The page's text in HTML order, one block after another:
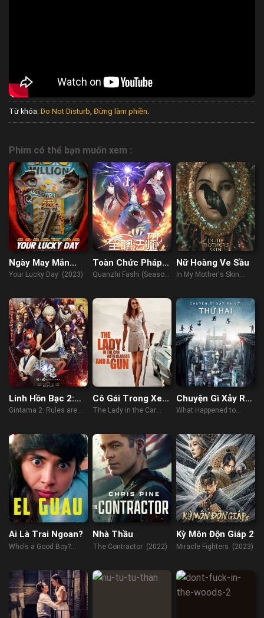
Từ khóa: Do Not Disturb, Đừng làm phiền.
Phim có thể bạn muốn xem :
Ngày May Mắn
Của Bạn
Your Lucky Day (2023)
Toàn Chức Pháp
Sư (Phần 3)
Quanzhi Fashi (Season
Nữ Hoàng Ve Sầu
In My Mother's Skin
Linh Hồn Bạc 2:
Luật Lệ Đặt Ra Là
Gintama 2: Rules are
(2018)
Cô Gái Trong Xe
Đeo Kính Với Khẩu
The Lady in the Car
(2015)
Chuyện Gì Xảy Ra
Với Thứ Hai
What Happened to
Ai Là Trai Ngoan?
Who's a Good Boy?
Nhà Thầu
The Contractor (2022)
Kỳ Môn Độn Giáp 2
Miracle Fighters (2023)